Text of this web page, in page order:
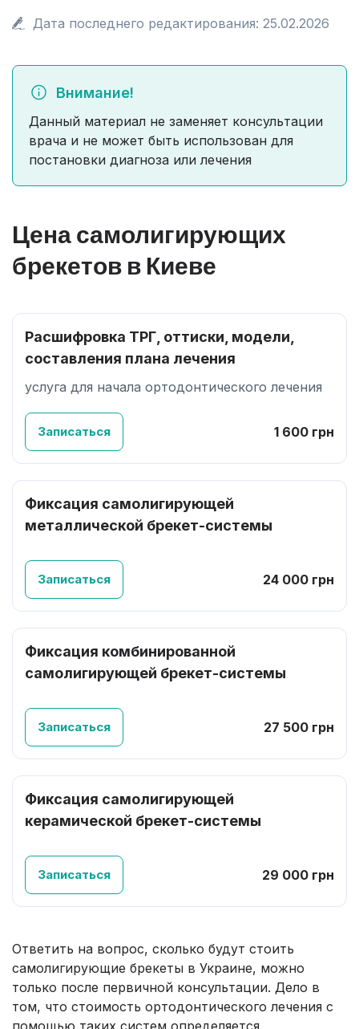
Дата последнего редактирования: 25.02.2026
Внимание!
Данный материал не заменяет консультации
врача и не может быть использован для
постановки диагноза или лечения
Цена самолигирующих
брекетов в Киеве
Расшифровка ТРГ, оттиски, модели,
составления плана лечения
услуга для начала ортодонтического лечения
1 600 грн
Записаться
Фиксация самолигирующей
металлической брекет-системы
24 000 грн
Записаться
Фиксация комбинированной
самолигирующей брекет-системы
27 500 грн
Записаться
Фиксация самолигирующей
керамической брекет-системы
29 000 грн
Записаться
Ответить на вопрос, сколько будут стоить
самолигирующие брекеты в Украине, можно
только после первичной консультации. Дело в
том, что стоимость ортодонтического лечения с
помощью таких систем определяется